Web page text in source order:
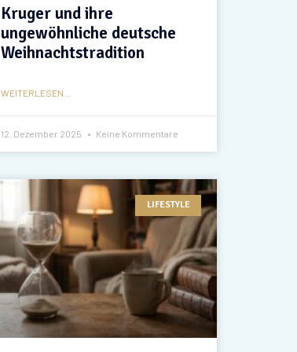
Kruger und ihre
ungewöhnliche deutsche
Weihnachtstradition
WEITERLESEN...
12. Dezember 2025 Keine Kommentare
LIFESTYLE